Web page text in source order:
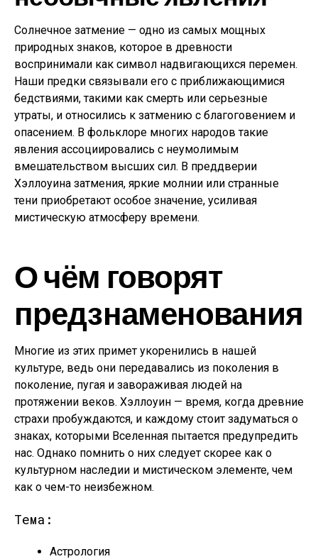
Солнечное затмение — одно из самых мощных
природных знаков, которое в древности
воспринимали как символ надвигающихся перемен.
Наши предки связывали его с приближающимися
бедствиями, такими как смерть или серьезные
утраты, и относились к затмению с благоговением и
опасением. В фольклоре многих народов такие
явления ассоциировались с неумолимым
вмешательством высших сил. В преддверии
Хэллоуина затмения, яркие молнии или странные
тени приобретают особое значение, усиливая
мистическую атмосферу времени.
О чём говорят
предзнаменования
Многие из этих примет укоренились в нашей
культуре, ведь они передавались из поколения в
поколение, пугая и завораживая людей на
протяжении веков. Хэллоуин — время, когда древние
страхи пробуждаются, и каждому стоит задуматься о
знаках, которыми Вселенная пытается предупредить
нас. Однако помнить о них следует скорее как о
культурном наследии и мистическом элементе, чем
как о чем-то неизбежном.
Тема:
Астрология